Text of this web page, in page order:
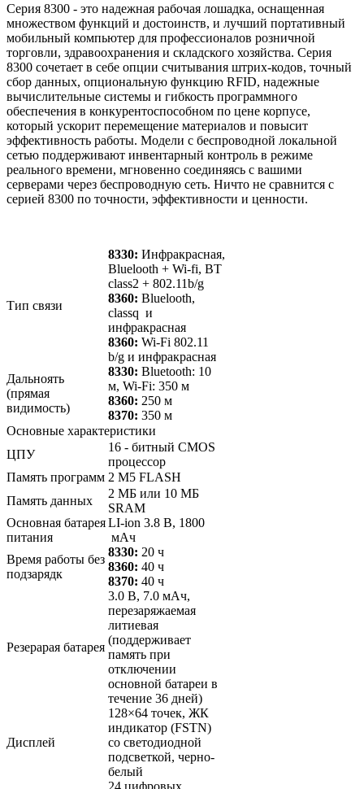
Серия 8300 - это надежная рабочая лошадка, оснащенная
множеством функций и достоинств, и лучший портативный
мобильный компьютер для профессионалов розничной
торговли, здравоохранения и складского хозяйства. Серия
8300 сочетает в себе опции считывания штрих-кодов, точный
сбор данных, опциональную функцию RFID, надежные
вычислительные системы и гибкость программного
обеспечения в конкурентоспособном по цене корпусе,
который ускорит перемещение материалов и повысит
эффективность работы. Модели с беспроводной локальной
сетью поддерживают инвентарный контроль в режиме
реального времени, мгновенно соединяясь с вашими
серверами через беспроводную сеть. Ничто не сравнится с
серией 8300 по точности, эффективности и ценности.
Тип связи
8330: Инфракрасная,
Bluelooth + Wi-fi, BT
class2 + 802.11b/g
8360: Bluelooth,
classq и
инфракрасная
8360: Wi-Fi 802.11
b/g и инфракрасная
Дальноять
(прямая
видимость)
8330: Bluetooth: 10
м, Wi-Fi: 350 м
8360: 250 м
8370: 350 м
Основные характеристики
ЦПУ
16 - битный CMOS
процессор
Память программ 2 M5 FLASH
Память данных
2 МБ или 10 МБ
SRAM
Основная батарея
питания
LI-ion 3.8 В, 1800
мАч
Время работы без
подзарядк
8330: 20 ч
8360: 40 ч
8370: 40 ч
Резерарая батарея
3.0 В, 7.0 мАч,
перезаряжаемая
литиевая
(поддерживает
память при
отключении
основной батареи в
течение 36 дней)
Дисплей
128×64 точек, ЖК
индикатор (FSTN)
со светодиодной
подсветкой, черно-
белый
24 цифровых,